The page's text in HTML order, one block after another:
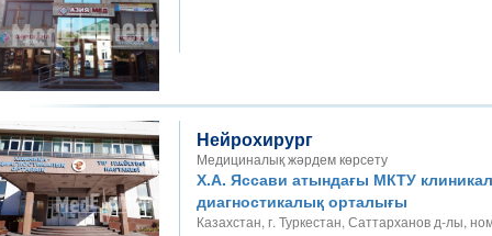
Нейрохирург
Медициналық жәрдем көрсету
Х.А. Яссави атындағы МКТУ
диагностикалық орталығы
Казахстан, г. Туркестан, Саттарханов д-лы,